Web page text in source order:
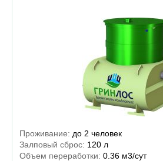
Проживание: до 2 человек
Залповый сброс: 120 л
Объем переработки: 0.36 м3/сут